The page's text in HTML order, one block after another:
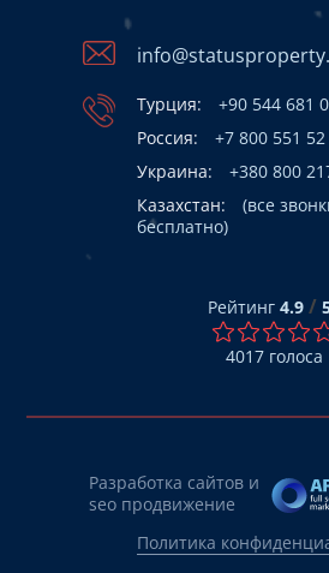
Турция:
+90 544 681
Россия:
+7 800 551 52
Украина:
+380 800
Казахстан:
(все
бесплатно)
Рейтинг 4.9/
4017 голоса
Разработка сайтов и
seo продвижение
Политика